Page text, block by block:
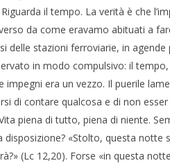
il tempo. La verità è che
da come eravamo abituati a
delle stazioni ferroviarie, in
in modo compulsivo: il
impegni era un vezzo. Il puerile
di contare qualcosa e di non
piena di tutto, piena di niente.
«Stolto, questa notte
(Lc 12,20). Forse «in questa